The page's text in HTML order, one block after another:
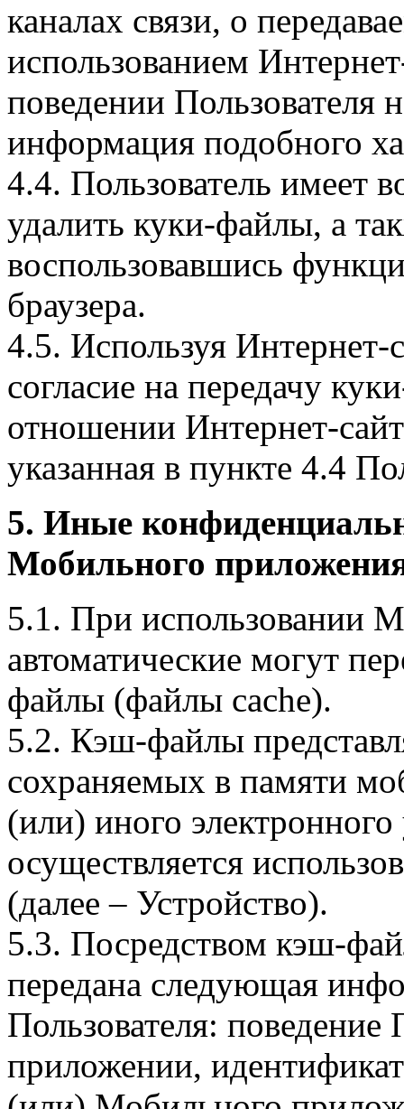
каналах связи, о
использованием
поведении Пользователя
информация подобного
4.4. Пользователь имеет
удалить куки-файлы, а
воспользовавшись
браузера.
4.5. Используя Интернет-
согласие на передачу
отношении Интернет-
указанная в пункте 4.4
5. Иные
Мобильного
5.1. При использовании
автоматические могут
файлы (файлы cache).
5.2. Кэш-файлы
сохраняемых в памяти
(или) иного электронного
осуществляется
(далее – Устройство).
5.3. Посредством кэш-
передана следующая
Пользователя:
приложении,